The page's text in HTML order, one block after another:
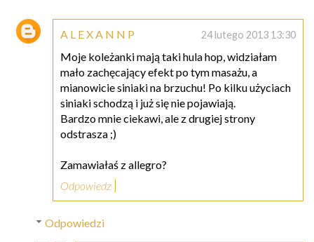
A L E X A N N P 24 lutego 2013 13:30
Moje koleżanki mają taki hula hop, widziałam
mało zachęcający efekt po tym masażu, a
mianowicie siniaki na brzuchu! Po kilku użyciach
siniaki schodzą i już się nie pojawiają.
Bardzo mnie ciekawi, ale z drugiej strony
odstrasza ;)
Zamawiałaś z allegro?
Odpowiedz
Odpowiedzi